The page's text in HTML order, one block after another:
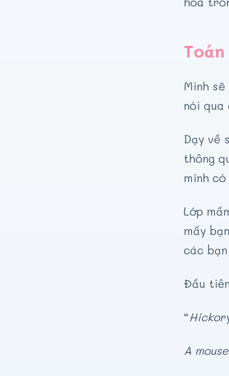
Mình
nói qua
Dạy về
thông
mình
Lớp
mấy
các
Đầu
“
A